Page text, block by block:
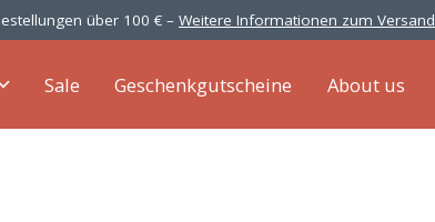
über 100 € – Weitere Informationen zum Versand
Sale Geschenkgutscheine About us